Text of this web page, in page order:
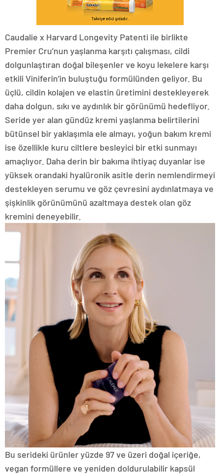
Caudalie x Harvard Longevity Patenti ile birlikte
Premier Cru’nun yaşlanma karşıtı çalışması, cildi
dolgunlaştıran doğal bileşenler ve koyu lekelere karşı
etkili Viniferin’in buluştuğu formülünden geliyor. Bu
üçlü, cildin kolajen ve elastin üretimini destekleyerek
daha dolgun, sıkı ve aydınlık bir görünümü hedefliyor.
Seride yer alan gündüz kremi yaşlanma belirtilerini
bütünsel bir yaklaşımla ele almayı, yoğun bakım kremi
ise özellikle kuru ciltlere besleyici bir etki sunmayı
amaçlıyor. Daha derin bir bakıma ihtiyaç duyanlar ise
yüksek orandaki hyalüronik asitle derin nemlendirmeyi
destekleyen serumu ve göz çevresini aydınlatmaya ve
şişkinlik görünümünü azaltmaya destek olan göz
kremini deneyebilir.
Bu serideki ürünler yüzde 97 ve üzeri doğal içeriğe,
vegan formüllere ve yeniden doldurulabilir kapsül